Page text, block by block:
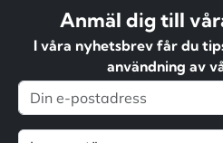
Anmäl dig till
I våra nyhetsbrev får du
användning av